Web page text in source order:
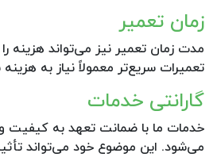
زمان تعمیر
مدت زمان تعمیر نیز می‌تواند هزینه
تعمیرات سریع‌تر معمولاً نیاز به
گارانتی خدمات
خدمات ما با ضمانت تعهد به کیفیت و
می‌شود. این موضوع خود می‌تواند